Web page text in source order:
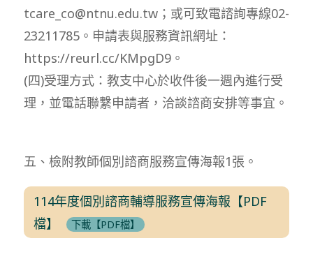
tcare_co@ntnu.edu.tw；或可致電諮詢專線02-
23211785。申請表與服務資訊網址：
https://reurl.cc/KMpgD9。
(四)受理方式：教支中心於收件後一週內進行受
理，並電話聯繫申請者，洽談諮商安排等事宜。
五、檢附教師個別諮商服務宣傳海報1張。
114年度個別諮商輔導服務宣傳海報【PDF
檔】
下載【PDF檔】